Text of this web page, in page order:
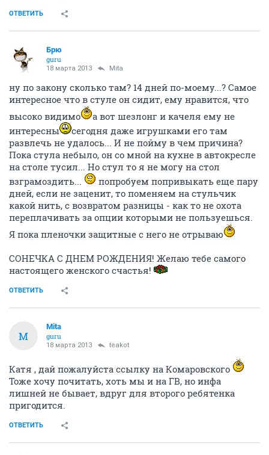
ОТВЕТИТЬ
Брю
guru
18 марта 2013 Mita
ну по закону сколько там? 14 дней по-моему...? Самое
интересное что в стуле он сидит, ему нравится, что
высоко видимо
а вот шезлонг и качеля ему не
интересны
сегодня даже игрушками его там
развлечь не удалось... И не пойму в чем причина?
Пока стула небыло, он со мной на кухне в автокресле
на столе тусил... Но стул то я не могу на стол
взграмоздить...
попробуем попривыкать еще пару
дней, если не заценит, то поменяем на стульчик
какой нить, с возвратом разницы - как то не охота
переплачивать за опции которыми не пользуешься.
Я пока пленочки защитные с него не отрываю
СОНЕЧКА С ДНЕМ РОЖДЕНИЯ! Желаю тебе самого
настоящего женского счастья!
ОТВЕТИТЬ
M
Mita
guru
18 марта 2013 teakot
Катя , дай пожалуйста ссылку на Комаровского
Тоже хочу почитать, хоть мы и на ГВ, но инфа
лишней не бывает, вдруг для второго ребятенка
пригодится.
ОТВЕТИТЬ